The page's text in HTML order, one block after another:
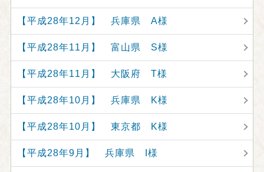
【平成28年12月】 兵庫県 A様
【平成28年11月】 富山県 S様
【平成28年11月】 大阪府 T様
【平成28年10月】 兵庫県 K様
【平成28年10月】 東京都 K様
【平成28年9月】 兵庫県 I様